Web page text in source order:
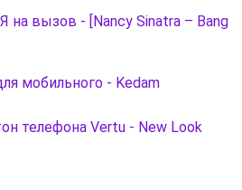
вызов - [Nancy Sinatra – Bang
мобильного - Kedam
телефона Vertu - New Look